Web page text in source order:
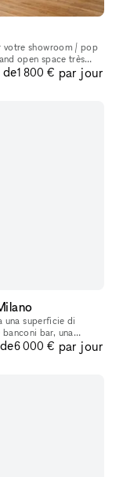
open space très
3 salles de r
1 800 € par jour
una superficie di
bar, una
desk reception, gu
6 000 € par jour